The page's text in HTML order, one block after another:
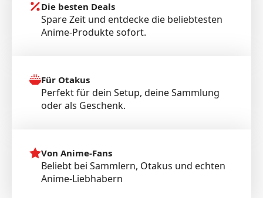
Die besten Deals
Spare Zeit und entdecke die beliebtesten
Anime-Produkte sofort.
Für Otakus
Perfekt für dein Setup, deine Sammlung
oder als Geschenk.
Von Anime-Fans
Beliebt bei Sammlern, Otakus und echten
Anime-Liebhabern